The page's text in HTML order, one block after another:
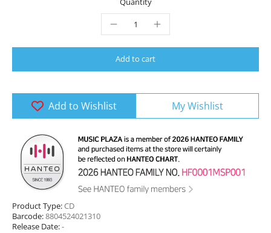
Quantity
Add to cart
Add to Wishlist My Wishlist
Product Type:CD
Barcode:8804524021310
Release Date:-